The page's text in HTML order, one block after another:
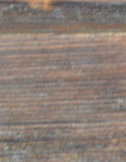
Die
Die Verarbeitung der
jeden Fall
Absatz 1, Buchstabe
Juni 2003
notwendigen
Berücksichtigung
Sicherheit und
Rechte des